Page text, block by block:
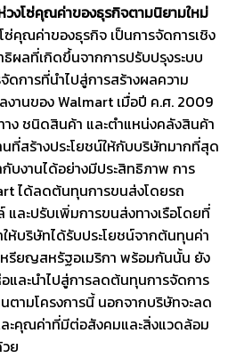
งโซ่คุณค่าของธุรกิจตามนิยามใหม่
คุณค่าของธุรกิจ เป็นการจัดการเชิง
ธิผลที่เกิดขึ้นจากการปรับปรุงระบบ
ดการที่นำไปสู่การสร้างผลความ
งานของ Walmart เมื่อปี ค.ศ. 2009
ง ชนิดสินค้า และตำแหน่งคลังสินค้า
นที่สร้างประโยชน์ให้กับบริษัทมากที่สุด
บงานได้อย่างมีประสิทธิภาพ การ
ได้ลดต้นทุนการขนส่งโดยรถ
และปรับเพิ่มการขนส่งทางเรือโดยที่
ห้บริษัทได้รับประโยชน์จากต้นทุนค่า
รียญสหรัฐอเมริกา พร้อมกันนั้น ยัง
ละนำไปสู่การลดต้นทุนการจัดการ
ตามโครงการนี้ นอกจากบริษัทจะลด
ะคุณค่าที่มีต่อสังคมและสิ่งแวดล้อม
ย